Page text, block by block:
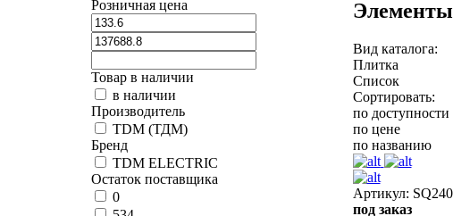
Розничная цена
Товар в наличии
в наличии
Производитель
TDM (ТДМ)
Бренд
TDM ELECTRIC
Остаток поставщика
0
Элементы
Вид каталога:
Плитка
Список
Сортировать:
по доступности
по цене
по названию
Артикул:
под заказ